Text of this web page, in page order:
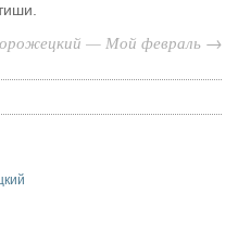
— Мой февраль →